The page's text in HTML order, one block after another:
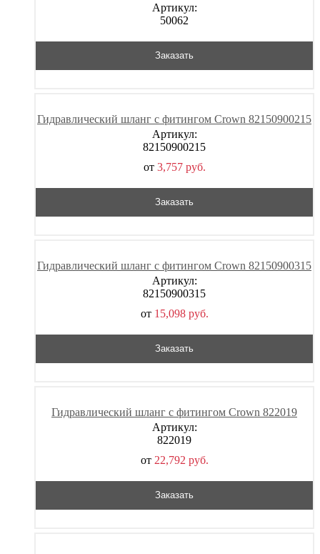
Артикул:
50062
Заказать
Гидравлический шланг с фитингом Crown 82150900215
Артикул:
82150900215
от 3,757 руб.
Заказать
Гидравлический шланг с фитингом Crown 82150900315
Артикул:
82150900315
от 15,098 руб.
Заказать
Гидравлический шланг с фитингом Crown 822019
Артикул:
822019
от 22,792 руб.
Заказать